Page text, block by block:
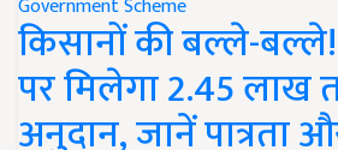
किसानों की बल्ले-बल्ले!
पर मिलेगा 2.45 लाख
अनुदान, जानें